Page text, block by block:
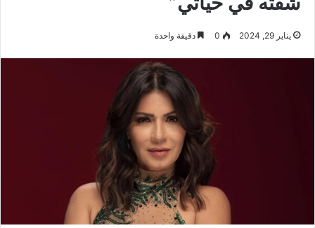
يناير 29, 2024 0 دقيقة واحدة